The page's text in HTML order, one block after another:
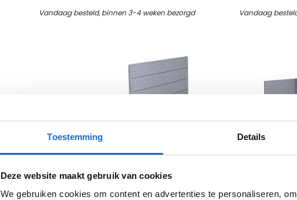
Toestemming Details
Deze website maakt gebruik van cookies
We gebruiken cookies om content en advertenties te personaliseren,
Vandaag besteld, binnen 3-4 weken bezorgd Vandaag